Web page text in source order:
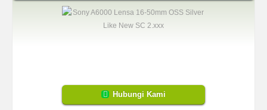
Hubungi Kami